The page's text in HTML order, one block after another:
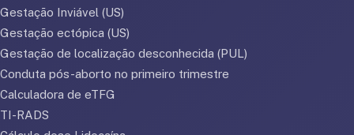
Gestação Inviável (US)
Gestação ectópica (US)
Gestação de localização desconhecida (PUL)
Conduta pós-aborto no primeiro trimestre
Calculadora de eTFG
TI-RADS